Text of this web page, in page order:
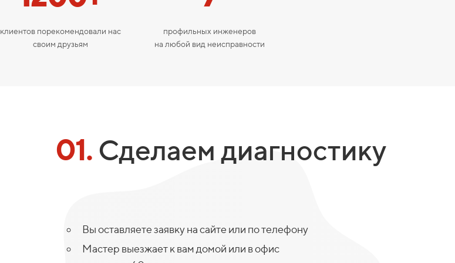
клиентов порекомендовали нас
своим друзьям
профильных инженеров
на любой вид неисправности
01. Сделаем диагностику
Вы оставляете заявку на сайте или по телефону
Мастер выезжает к вам домой или в офис